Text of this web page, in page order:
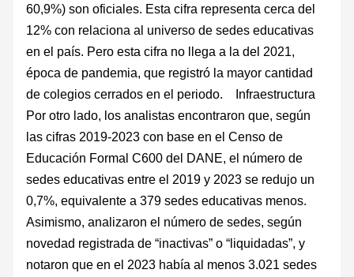
60,9%) son oficiales. Esta cifra representa cerca del
12% con relaciona al universo de sedes educativas
en el país. Pero esta cifra no llega a la del 2021,
época de pandemia, que registró la mayor cantidad
de colegios cerrados en el periodo. Infraestructura
Por otro lado, los analistas encontraron que, según
las cifras 2019-2023 con base en el Censo de
Educación Formal C600 del DANE, el número de
sedes educativas entre el 2019 y 2023 se redujo un
0,7%, equivalente a 379 sedes educativas menos.
Asimismo, analizaron el número de sedes, según
novedad registrada de “inactivas” o “liquidadas”, y
notaron que en el 2023 había al menos 3.021 sedes